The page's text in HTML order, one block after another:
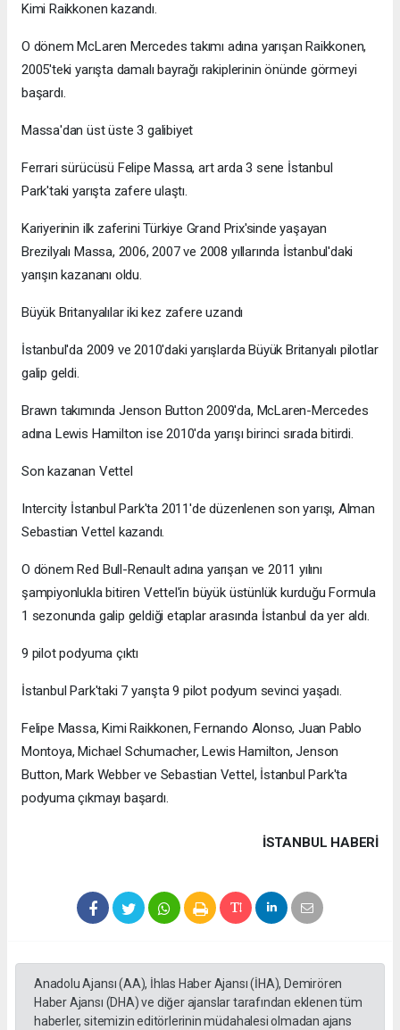
Kimi Raikkonen kazandı.
O dönem McLaren Mercedes takımı adına yarışan Raikkonen,
2005'teki yarışta damalı bayrağı rakiplerinin önünde görmeyi
başardı.
Massa'dan üst üste 3 galibiyet
Ferrari sürücüsü Felipe Massa, art arda 3 sene İstanbul
Park'taki yarışta zafere ulaştı.
Kariyerinin ilk zaferini Türkiye Grand Prix'sinde yaşayan
Brezilyalı Massa, 2006, 2007 ve 2008 yıllarında İstanbul'daki
yarışın kazananı oldu.
Büyük Britanyalılar iki kez zafere uzandı
İstanbul'da 2009 ve 2010'daki yarışlarda Büyük Britanyalı pilotlar
galip geldi.
Brawn takımında Jenson Button 2009'da, McLaren-Mercedes
adına Lewis Hamilton ise 2010'da yarışı birinci sırada bitirdi.
Son kazanan Vettel
Intercity İstanbul Park'ta 2011'de düzenlenen son yarışı, Alman
Sebastian Vettel kazandı.
O dönem Red Bull-Renault adına yarışan ve 2011 yılını
şampiyonlukla bitiren Vettel'in büyük üstünlük kurduğu Formula
1 sezonunda galip geldiği etaplar arasında İstanbul da yer aldı.
9 pilot podyuma çıktı
İstanbul Park'taki 7 yarışta 9 pilot podyum sevinci yaşadı.
Felipe Massa, Kimi Raikkonen, Fernando Alonso, Juan Pablo
Montoya, Michael Schumacher, Lewis Hamilton, Jenson
Button, Mark Webber ve Sebastian Vettel, İstanbul Park'ta
podyuma çıkmayı başardı.
İSTANBUL HABERİ
Anadolu Ajansı (AA), İhlas Haber Ajansı (İHA), Demirören
Haber Ajansı (DHA) ve diğer ajanslar tarafından eklenen tüm
haberler, sitemizin editörlerinin müdahalesi olmadan ajans